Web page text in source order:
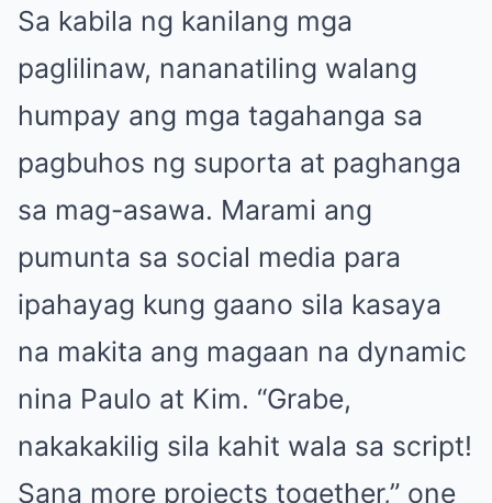
Sa kabila ng kanilang mga
paglilinaw, nananatiling walang
humpay ang mga tagahanga sa
pagbuhos ng suporta at paghanga
sa mag-asawa. Marami ang
pumunta sa social media para
ipahayag kung gaano sila kasaya
na makita ang magaan na dynamic
nina Paulo at Kim. “Grabe,
nakakakilig sila kahit wala sa script!
Sana more projects together,” one